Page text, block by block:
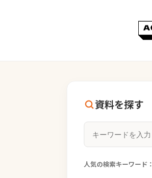
資料を探す
人気の検索キーワード：